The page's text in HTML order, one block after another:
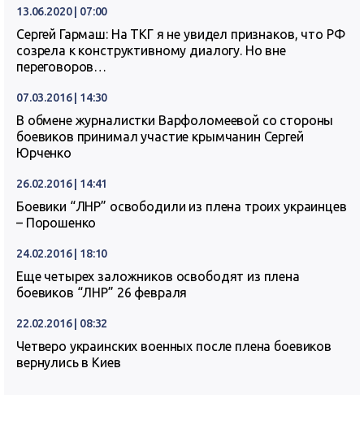
13.06.2020 | 07:00
Сергей Гармаш: На ТКГ я не увидел признаков, что РФ
созрела к конструктивному диалогу. Но вне
переговоров…
07.03.2016 | 14:30
В обмене журналистки Варфоломеевой со стороны
боевиков принимал участие крымчанин Сергей
Юрченко
26.02.2016 | 14:41
Боевики “ЛНР” освободили из плена троих украинцев
– Порошенко
24.02.2016 | 18:10
Еще четырех заложников освободят из плена
боевиков “ЛНР” 26 февраля
22.02.2016 | 08:32
Четверо украинских военных после плена боевиков
вернулись в Киев